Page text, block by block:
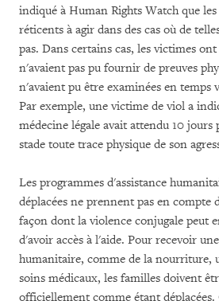
indiqué à Human Rights Watch que
réticents à agir dans des cas où de
pas. Dans certains cas, les victimes
n'avaient pas pu fournir de preuves
n'avaient pu être examinées en temps
Par exemple, une victime de viol a
médecine légale avait attendu 10
stade toute trace physique de son
Les programmes d'assistance
déplacées ne prennent pas en compte
façon dont la violence conjugale peut
d'avoir accès à l'aide. Pour recevoir
humanitaire, comme de la nourriture,
soins médicaux, les familles doivent
officiellement comme étant